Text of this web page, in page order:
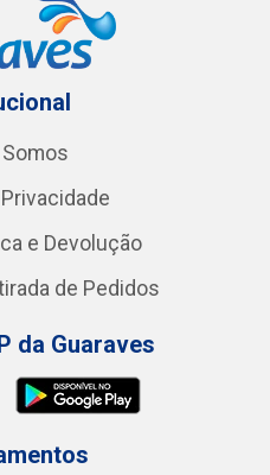
e Devolução
de Pedidos
da Guaraves